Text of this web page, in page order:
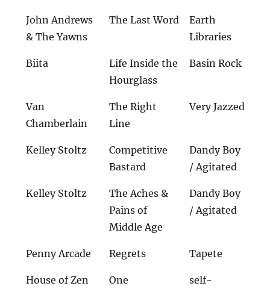
John Andrews
& The Yawns
The Last Word
Earth
Libraries
Biita
Life Inside the
Hourglass
Basin Rock
Van
Chamberlain
The Right
Line
Very Jazzed
Kelley Stoltz
Competitive
Bastard
Dandy Boy
/ Agitated
Kelley Stoltz
The Aches &
Pains of
Middle Age
Dandy Boy
/ Agitated
Penny Arcade Regrets Tapete
House of Zen One
self-